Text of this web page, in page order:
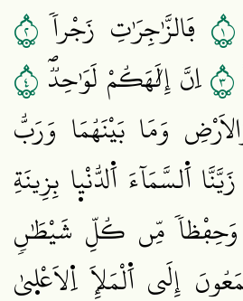
١ فَالزَّٰجِرَٰتِ زَجْراٗ ٢
٣اِنَّ إِلَٰهَكُمْ لَوَٰحِدٞۖ٤
وَمَا بَيْنَهُمَا وَرَبُّ
اَ۬لسَّمَآءَ اَ۬لدُّنْي۪ا بِزِينَةِ
وَحِفْظاٗ مِّن كُلِّ شَيْطَٰنٖ
إِلَي اَ۬لْمَلَإِ اِ۬لَاعْل۪يٰ